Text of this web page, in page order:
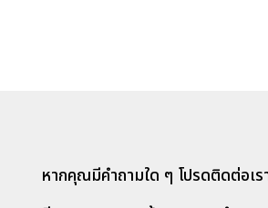
หากคุณมีคำถามใด ๆ โปรดติดต่อเร